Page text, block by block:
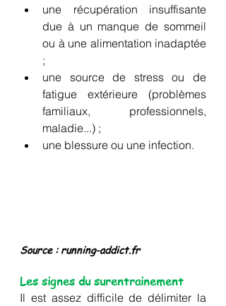
une récupération insuffisante
due à un manque de sommeil
ou à une alimentation inadaptée
;
une source de stress ou de
fatigue extérieure (problèmes
familiaux, professionnels,
maladie...) ;
une blessure ou une infection.
Source : running-addict.fr
Les signes du surentrainement
Il est assez difficile de délimiter la